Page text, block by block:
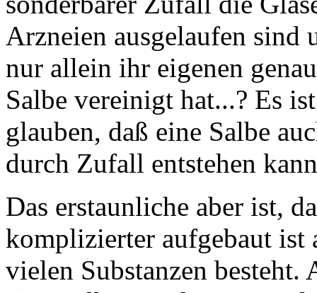
Arzneien ausgelaufen sind
nur allein ihr eigenen
Salbe vereinigt hat...? Es
glauben, daß eine Salbe
durch Zufall entstehen
Das erstaunliche aber ist,
komplizierter aufgebaut ist
vielen Substanzen besteht.